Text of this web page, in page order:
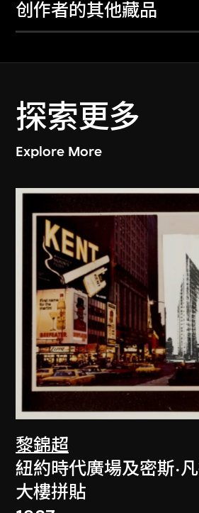
创作者的其他藏品
探索更多
Explore More
黎錦超
紐約時代廣場及密斯·
大樓拼貼